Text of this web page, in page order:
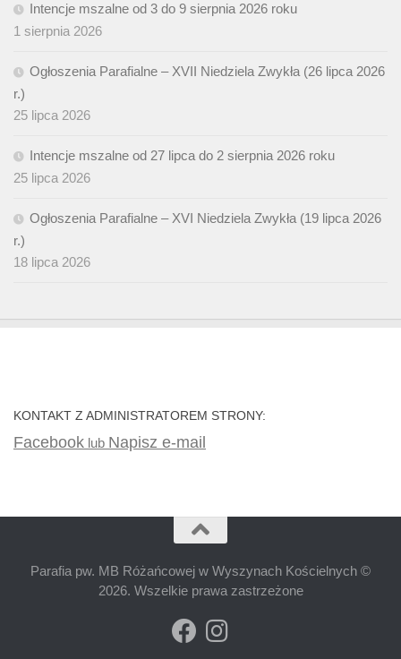
Intencje mszalne od 3 do 9 sierpnia 2026 roku
1 sierpnia 2026
Ogłoszenia Parafialne – XVII Niedziela Zwykła (26 lipca 2026
r.)
25 lipca 2026
Intencje mszalne od 27 lipca do 2 sierpnia 2026 roku
25 lipca 2026
Ogłoszenia Parafialne – XVI Niedziela Zwykła (19 lipca 2026
r.)
18 lipca 2026
KONTAKT Z ADMINISTRATOREM STRONY:
Facebook lub Napisz e-mail
Parafia pw. MB Różańcowej w Wyszynach Kościelnych ©
2026. Wszelkie prawa zastrzeżone